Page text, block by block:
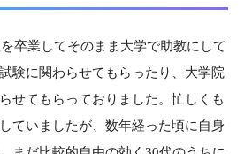
卒業してそのまま大学で助教にして
験に関わらせてもらったり、大学院
せてもらっておりました。忙しくも
ていましたが、数年経った頃に自身